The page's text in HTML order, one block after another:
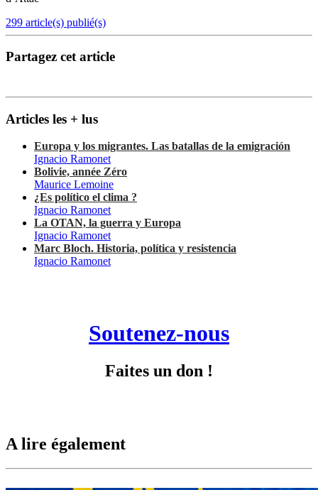
299 article(s) publié(s)
Partagez cet article
Articles les + lus
Europa y los migrantes. Las batallas de la emigración
Ignacio Ramonet
Bolivie, année Zéro
Maurice Lemoine
¿Es político el clima ?
Ignacio Ramonet
La OTAN, la guerra y Europa
Ignacio Ramonet
Marc Bloch. Historia, política y resistencia
Ignacio Ramonet
Soutenez-nous
Faites un don !
A lire également